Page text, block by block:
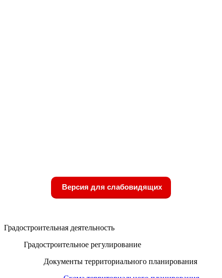
Версия для слабовидящих
Градостроительная деятельность
Градостроительное регулирование
Документы территориального планирования